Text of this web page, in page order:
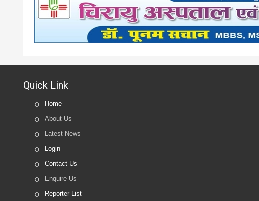
Quick Link
Home
About Us
Latest News
Login
Contact Us
Enquire Us
Reporter List